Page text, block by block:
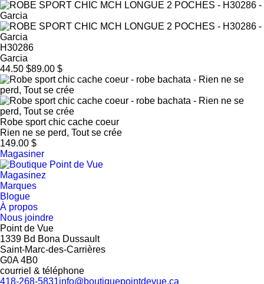
H30286
Garcia
44.50 $89.00 $
Robe sport chic cache coeur
Rien ne se perd, Tout se crée
149.00 $
Magasiner
Magasinez
Marques
Blogue
À propos
Nous joindre
Point de Vue
1339 Bd Bona Dussault
Saint-Marc-des-Carrières
G0A 4B0
courriel & téléphone
418-268-5831info@boutiquepointdevue.ca